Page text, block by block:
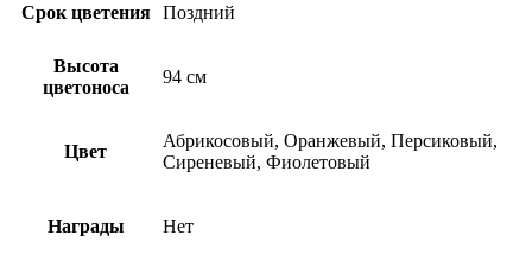
Срок цветения Поздний
Высота
цветоноса
94 см
Цвет
Абрикосовый, Оранжевый, Персиковый,
Сиреневый, Фиолетовый
Награды Нет